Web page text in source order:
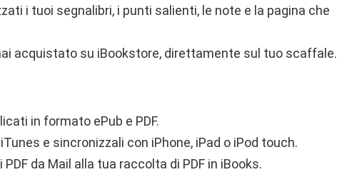
i tuoi segnalibri, i punti salienti, le note e la pagina che
acquistato su iBookstore, direttamente sul tuo scaffale.
in formato ePub e PDF.
e sincronizzali con iPhone, iPad o iPod touch.
da Mail alla tua raccolta di PDF in iBooks.